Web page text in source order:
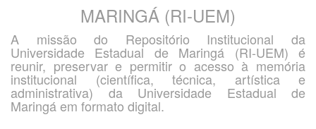
MARINGÁ (RI-UEM)
A missão do Repositório Institucional da
Universidade Estadual de Maringá (RI-UEM) é
reunir, preservar e permitir o acesso à memória
institucional (científica, técnica, artística e
administrativa) da Universidade Estadual de
Maringá em formato digital.